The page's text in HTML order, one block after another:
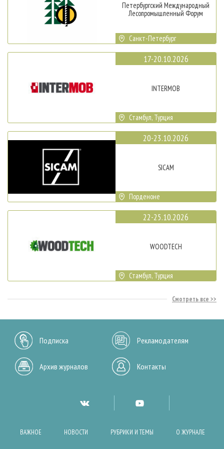
Петербургский Международный
Лесопромышленный Форум
Санкт-Петербург
17-20.10.2026
INTERMOB
Стамбул, Турция
20-23.10.2026
SICAM
Порденоне
22-25.10.2026
WOODTECH
Стамбул, Турция
Смотреть все
Подписка Рекламодателям
Архив журналов Контакты
ВАЖНОЕ НОВОСТИ РУБРИКИ И ТЕМЫ О ЖУРНАЛЕ